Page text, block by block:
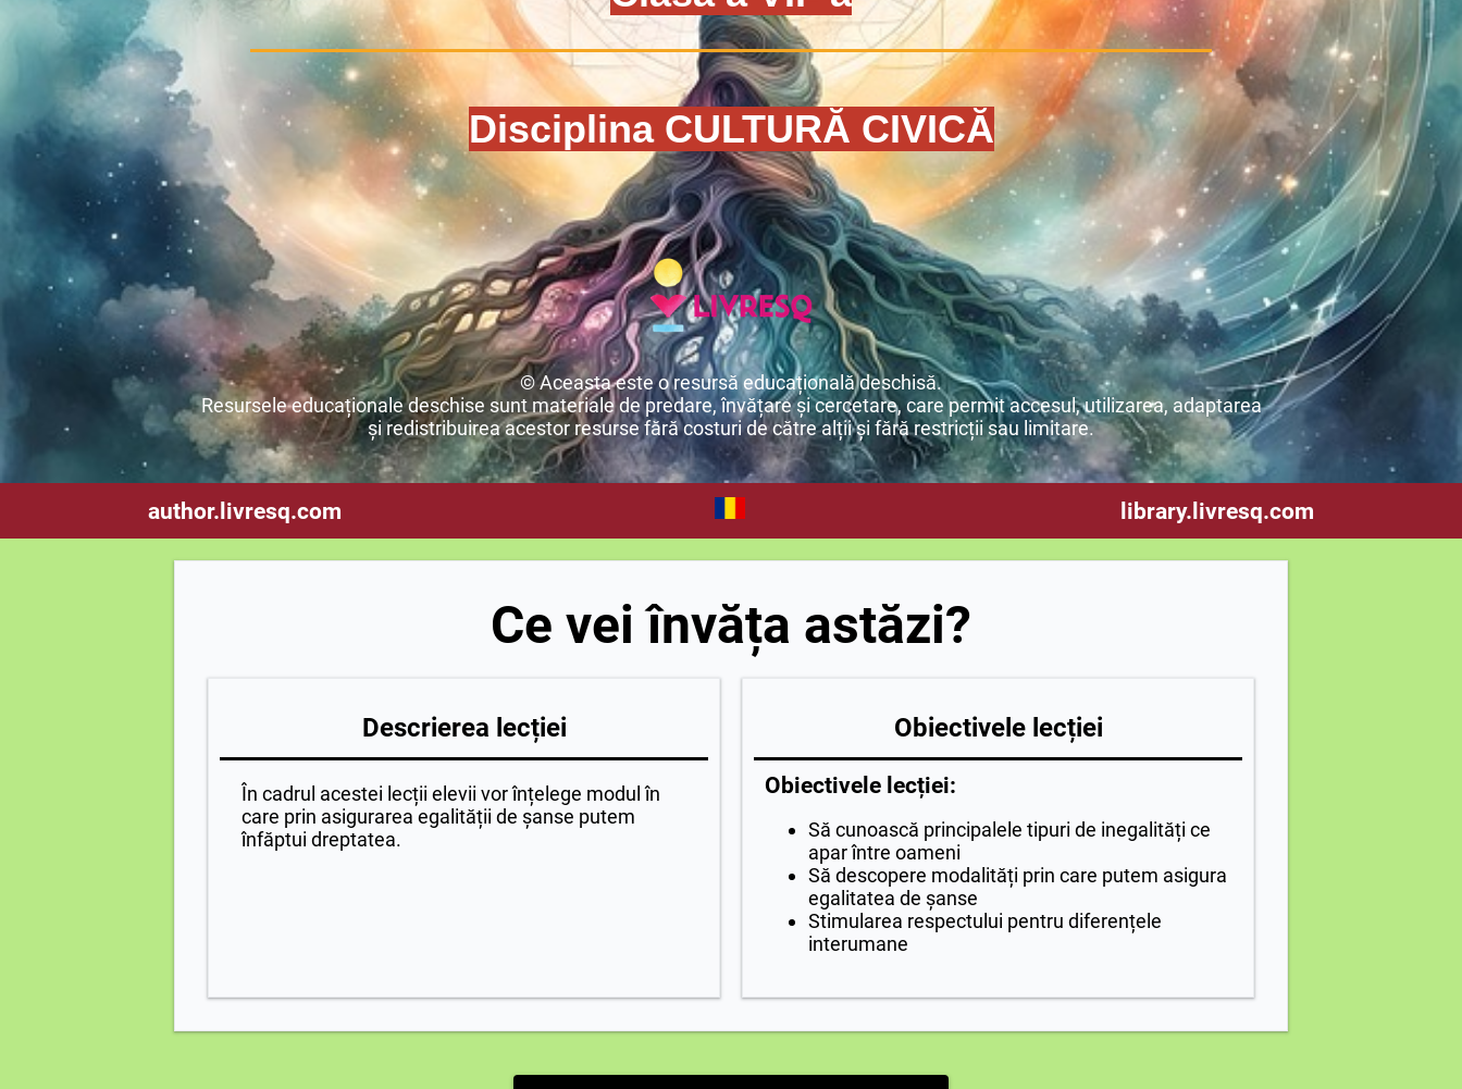
Disciplina CULTURĂ CIVICĂ
© Aceasta este o resursă educațională deschisă.
Resursele educaționale deschise sunt materiale de predare, învățare și cercetare, care permit accesul, utilizarea, adaptarea
și redistribuirea acestor resurse fără costuri de către alții și fără restricții sau limitare.
author.livresq.com library.livresq.com
Ce vei învăța astăzi?
Descrierea lecției
În cadrul acestei lecții elevii vor înțelege modul în
care prin asigurarea egalității de șanse putem
înfăptui dreptatea.
Obiectivele lecției
Obiectivele lecției:
Să cunoască principalele tipuri de inegalități ce
apar între oameni
Să descopere modalități prin care putem asigura
egalitatea de șanse
Stimularea respectului pentru diferențele
interumane